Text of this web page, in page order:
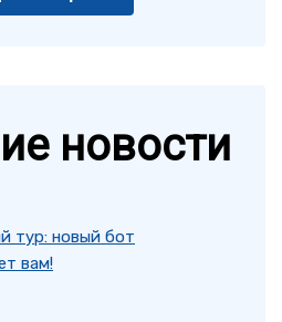
новости
тур: новый бот
вам!